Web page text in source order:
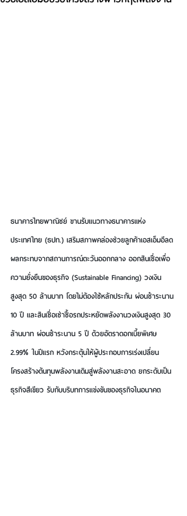
ธนาคารไทยพาณิชย์ ขานรับแนวทางธนาคารแห่ง
ประเทศไทย (ธปท.) เสริมสภาพคล่องช่วยลูกค้าเอสเอ็มอีลด
ผลกระทบจากสถานการณ์ตะวันออกกลาง ออกสินเชื่อเพื่อ
ความยั่งยืนของธุรกิจ (Sustainable Financing) วงเงิน
สูงสุด 50 ล้านบาท โดยไม่ต้องใช้หลักประกัน ผ่อนชำระนาน
10 ปี และสินเชื่อเช่าซื้อรถประหยัดพลังงานวงเงินสูงสุด 30
ล้านบาท ผ่อนชำระนาน 5 ปี ด้วยอัตราดอกเบี้ยพิเศษ
2.99% ในปีแรก หวังกระตุ้นให้ผู้ประกอบการเร่งเปลี่ยน
โครงสร้างต้นทุนพลังงานเดิมสู่พลังงานสะอาด ยกระดับเป็น
ธุรกิจสีเขียว รับกับบริบทการแข่งขันของธุรกิจในอนาคต